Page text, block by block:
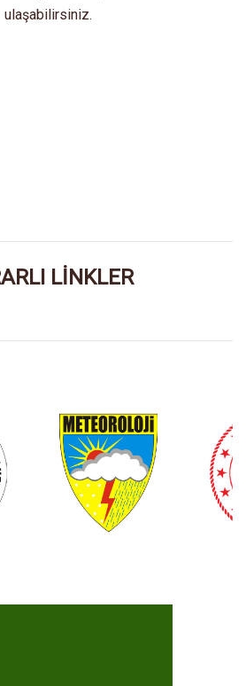
ulaşabilirsiniz.
LİNKLER